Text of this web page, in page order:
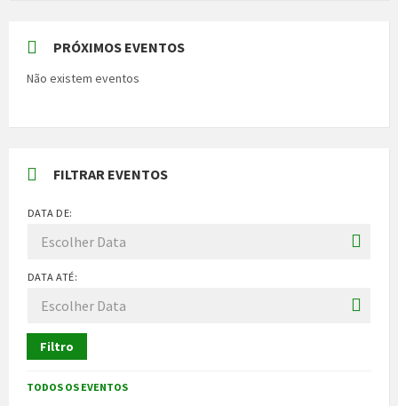
PRÓXIMOS EVENTOS
Não existem eventos
FILTRAR EVENTOS
DATA DE:
DATA ATÉ:
Filtro
TODOS OS EVENTOS